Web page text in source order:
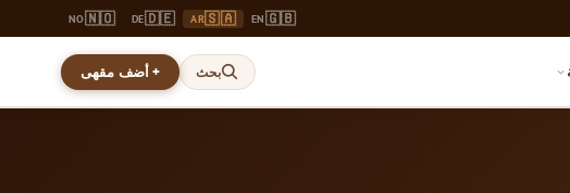
🇬🇧
EN
🇸🇦
AR
🇩🇪
DE
🇳🇴
NO
بحث + أضف مقهى